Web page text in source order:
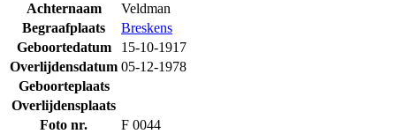
Achternaam
Veldman
Begraafplaats
Breskens
Geboortedatum
15-10-1917
Overlijdensdatum 05-12-1978
Geboorteplaats
Overlijdensplaats
Foto nr.
F 0044